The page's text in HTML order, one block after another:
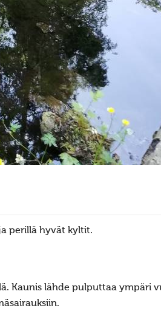
perillä hyvät kyltit.
Kaunis lähde pulputtaa ympäri